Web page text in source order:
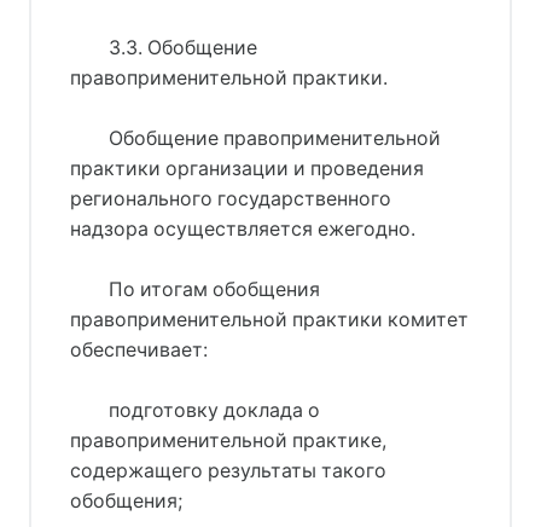
3.3. Обобщение
правоприменительной практики.
Обобщение правоприменительной
практики организации и проведения
регионального государственного
надзора осуществляется ежегодно.
По итогам обобщения
правоприменительной практики комитет
обеспечивает:
подготовку доклада о
правоприменительной практике,
содержащего результаты такого
обобщения;